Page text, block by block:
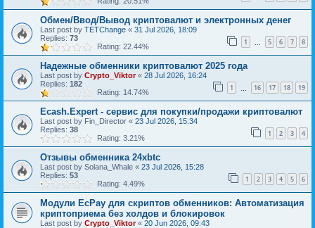
Обмен/Ввод/Вывод криптовалют и электронных денег
Last post by TETChange « 31 Jul 2026, 18:09
Replies: 73 1 5 6 7 8
Rating: 22.44%
Надежные обменники криптовалют 2025 года
Last post by Crypto_Viktor« 28 Jul 2026, 16:24
Replies: 182 1 16 17 18 19
Rating: 14.74%
Ecash.Expert - сервис для покупки/продажи криптовалют
Last post by Fin_Director « 23 Jul 2026, 15:34
Replies: 38 1 2 3 4
Rating: 3.21%
Отзывы обменника 24xbtc
Last post by Solana_Whale « 23 Jul 2026, 15:28
Replies: 53 1 2 3 4 5 6
Rating: 4.49%
Модули EcPay для скриптов обменников: Автоматизация
криптоприема без холдов и блокировок
Last post by Crypto_Viktor« 20 Jun 2026, 09:43